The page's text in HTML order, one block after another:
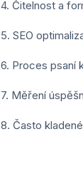
4. Čitelnost a
5. SEO
6. Proces psaní
7. Měření
8. Často